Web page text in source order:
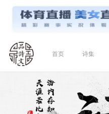
首页 诗集